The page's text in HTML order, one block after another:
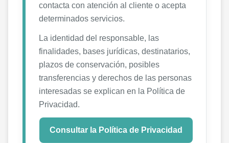
contacta con atención al cliente o acepta
determinados servicios.
La identidad del responsable, las
finalidades, bases jurídicas, destinatarios,
plazos de conservación, posibles
transferencias y derechos de las personas
interesadas se explican en la Política de
Privacidad.
Consultar la Política de Privacidad